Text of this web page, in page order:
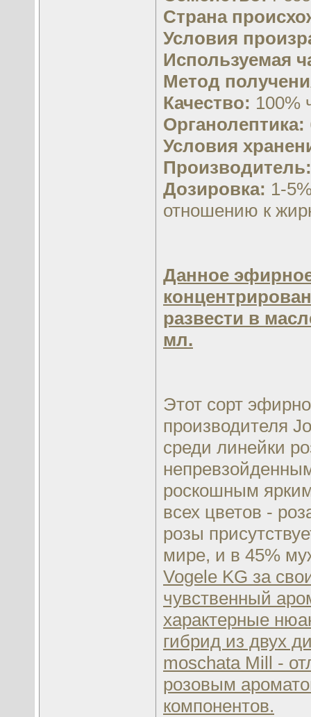
Страна
Условия
Используемая
Метод
Качество: 100%
Органолептика:
Условия
Дозировка: 1-
отношению к
Данное
развести в
мл.
Этот сорт
производителя
среди линейки
роскошным
всех цветов -
розы
мире, и в 45%
Vogele KG за
чувственный
характерные
гибрид из двух
moschata Mill -
розовым
компонентов.